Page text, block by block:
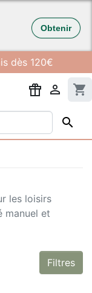
Obtenir
dès 120€
 shopping_cart

les loisirs
manuel et
et son
sont des
de détente.
Filtres